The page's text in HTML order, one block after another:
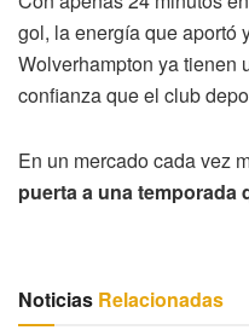
gol, la energía que aportó
Wolverhampton ya tienen
confianza que el club
En un mercado cada vez
puerta a una temporada
Noticias Relacionadas